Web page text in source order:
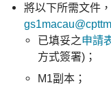
將以下所需文件
已填妥之申請
方式簽署)；
M1副本；